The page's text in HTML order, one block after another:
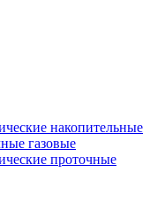
накопительные
газовые
проточные